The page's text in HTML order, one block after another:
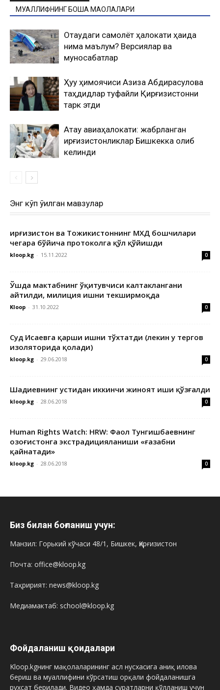
МУАЛЛИФНИНГ БОШҚА МАҚОЛАЛАРИ
Оқтаудаги самолёт ҳалокати ҳақида
нима маълум? Версиялар ва
муносабатлар
Ҳуқуқ ҳимоячиси Азиза Абдирасулова
таҳдидлар туфайли Қирғизистонни
тарк этди
Ақтау авиаҳалокати: жабрланган
қирғизистонликлар Бишкекка олиб
келинди
Энг кўп ўқилган мавзулар
Қирғизистон ва Тожикистоннинг МХДҚ бошчилари
чегара бўйича протоколга қўл қўйишди
kloop.kg - 15.11.2022 0
Ўшда мактабнинг ўқитувчиси калтаклангани
айтилди, милиция ишни текширмоқда
Kloop - 31.10.2022 0
Суд Исаевга қарши ишни тўхтатди (лекин у тергов
изоляторида қолади)
kloop.kg - 29.06.2018 0
Шадиевнинг устидан иккинчи жиноят иши қўзғалди
kloop.kg - 28.06.2018 0
Human Rights Watch: HRW: Фаол Тунгишбаевнинг
Қозоғистонга экстрадицияланиши «ғазабни
қайнатади»
kloop.kg - 28.06.2018 0
Биз билан боғланиш учун:
Манзил: Горький кўчаси 48/1, Бишкек, Қирғизистон
Почта: office@kloop.kg
Таҳририят: news@kloop.kg
Медиамактаб: school@kloop.kg
Фойдаланиш қоидалари
Kloop.kgнинг мақолаларининг асл нусхасига аниқ илова
бериш ва муаллифини кўрсатиш орқали фойдаланишга
рухсат берилади. Видео ҳамда суратларни қўлланиш учун